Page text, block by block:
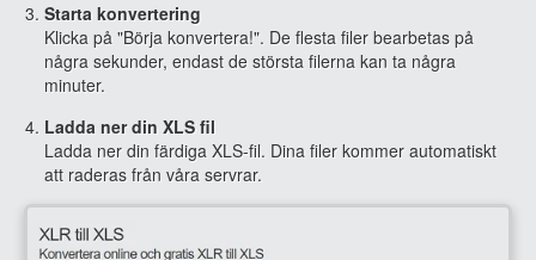
Starta konvertering
Klicka på "Börja konvertera!". De flesta filer bearbetas på
några sekunder, endast de största filerna kan ta några
minuter.
Ladda ner din XLS fil
Ladda ner din färdiga XLS-fil. Dina filer kommer automatiskt
att raderas från våra servrar.